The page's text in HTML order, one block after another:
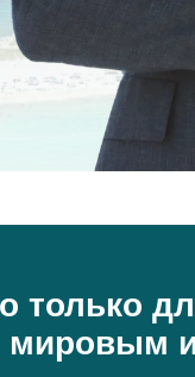
только
мировым